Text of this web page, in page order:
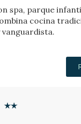
spa, parque
cocina